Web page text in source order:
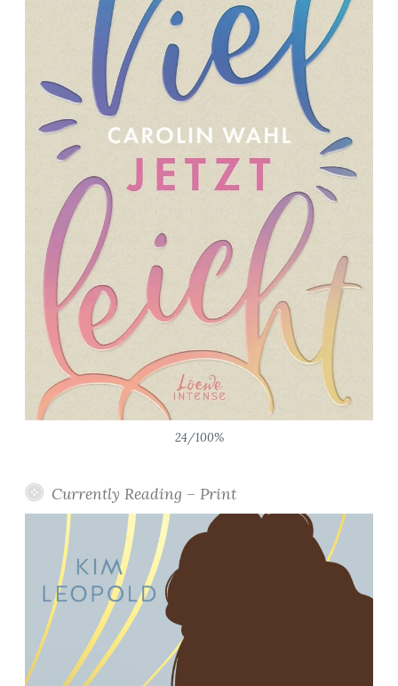
24/100%
Currently Reading – Print